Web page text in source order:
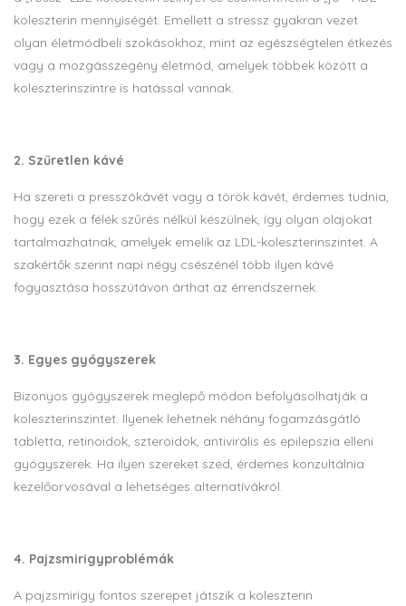
koleszterin mennyiségét. Emellett a stressz gyakran vezet
olyan életmódbeli szokásokhoz, mint az egészségtelen étkezés
vagy a mozgásszegény életmód, amelyek többek között a
koleszterinszintre is hatással vannak.
2. Szűretlen kávé
Ha szereti a presszókávét vagy a török kávét, érdemes tudnia,
hogy ezek a félék szűrés nélkül készülnek, így olyan olajokat
tartalmazhatnak, amelyek emelik az LDL-koleszterinszintet. A
szakértők szerint napi négy csészénél több ilyen kávé
fogyasztása hosszútávon árthat az érrendszernek.
3. Egyes gyógyszerek
Bizonyos gyógyszerek meglepő módon befolyásolhatják a
koleszterinszintet. Ilyenek lehetnek néhány fogamzásgátló
tabletta, retinoidok, szteroidok, antivirális és epilepszia elleni
gyógyszerek. Ha ilyen szereket szed, érdemes konzultálnia
kezelőorvosával a lehetséges alternatívákról.
4. Pajzsmirigyproblémák
A pajzsmirigy fontos szerepet játszik a koleszterin